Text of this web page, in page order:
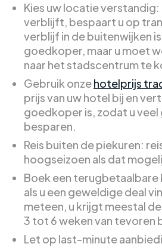
Kies uw locatie verstandig:
verblijft, bespaart u op
verblijf in de buitenwijken
goedkoper, maar u moet
naar het stadscentrum te
Gebruik onzehotelprijs
prijs van uw hotel bij en
goedkoper is, zodat u veel
besparen.
Reis buiten de piekuren:
hoogseizoen als dat
Boek een terugbetaalbare
als u een geweldige deal
meteen, u krijgt meestal
3 tot 6 weken van tevoren
Let op last-minute